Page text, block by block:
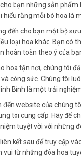
bạn những sản
hiểu rằng mỗi bó hoa là
đến cho bạn một bộ
loại hoa khác. Bạn có
hoàn toàn theo ý của
hoa tận nơi, chúng tôi
công sức. Chúng tôi
Bình là một trải
đến website của chúng
tôi cung cấp. Hãy để
tuyệt vời với những
kết sau để truy cập
vui từ những đóa hoa